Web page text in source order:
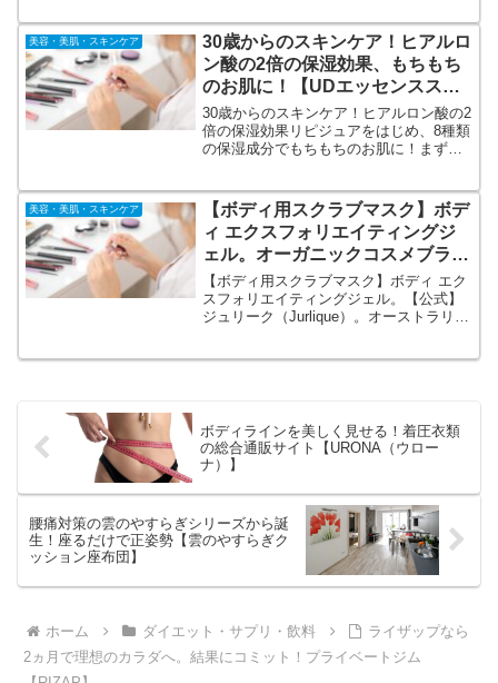
受賞！年間売上390万本突破！おいしくて
ヘルシー、伝統製法でまろやかに仕上げ
た大人気の「おいしい酢」
美容・美肌・スキンケア
30歳からのスキンケア！ヒアルロ
ン酸の2倍の保湿効果、もちもち
のお肌に！【UDエッセンススキ
ンローション】初回限定キャンペ
ーン！
30歳からのスキンケア！ヒアルロン酸の2
倍の保湿効果リピジュアをはじめ、8種類
の保湿成分でもちもちのお肌に！まずは
ョン】公式オンラインショップ。お肌の
弱い方も毎日ご使用いただけます。
美容・美肌・スキンケア
【ボディ用スクラブマスク】ボデ
ィ エクスフォリエイティングジ
ェル。オーガニックコスメブラン
ド【ジュリーク（Jurlique）】
【ボディ用スクラブマスク】ボディ エク
スフォリエイティングジェル。【公式】
ジュリーク（Jurlique）。オーストラリア
ボディラインを美しく見せる！着圧衣類
の総合通販サイト【URONA（ウロー
ナ）】
腰痛対策の雲のやすらぎシリーズから誕
生！座るだけで正姿勢【雲のやすらぎク
ッション座布団】
ホーム ダイエット・サプリ・飲料
ライザップなら
2ヵ月で理想のカラダへ。結果にコミット！プライベートジム